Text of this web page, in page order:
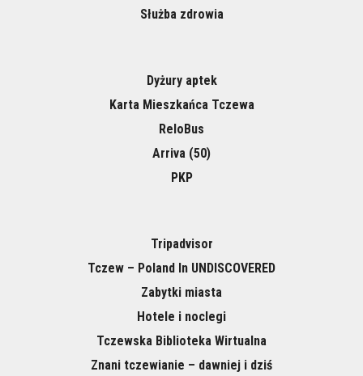
Służba zdrowia
Dyżury aptek
Karta Mieszkańca Tczewa
ReloBus
Arriva (50)
PKP
Tripadvisor
Tczew – Poland In UNDISCOVERED
Zabytki miasta
Hotele i noclegi
Tczewska Biblioteka Wirtualna
Znani tczewianie – dawniej i dziś